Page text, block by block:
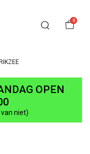
0
OPEN
niet)